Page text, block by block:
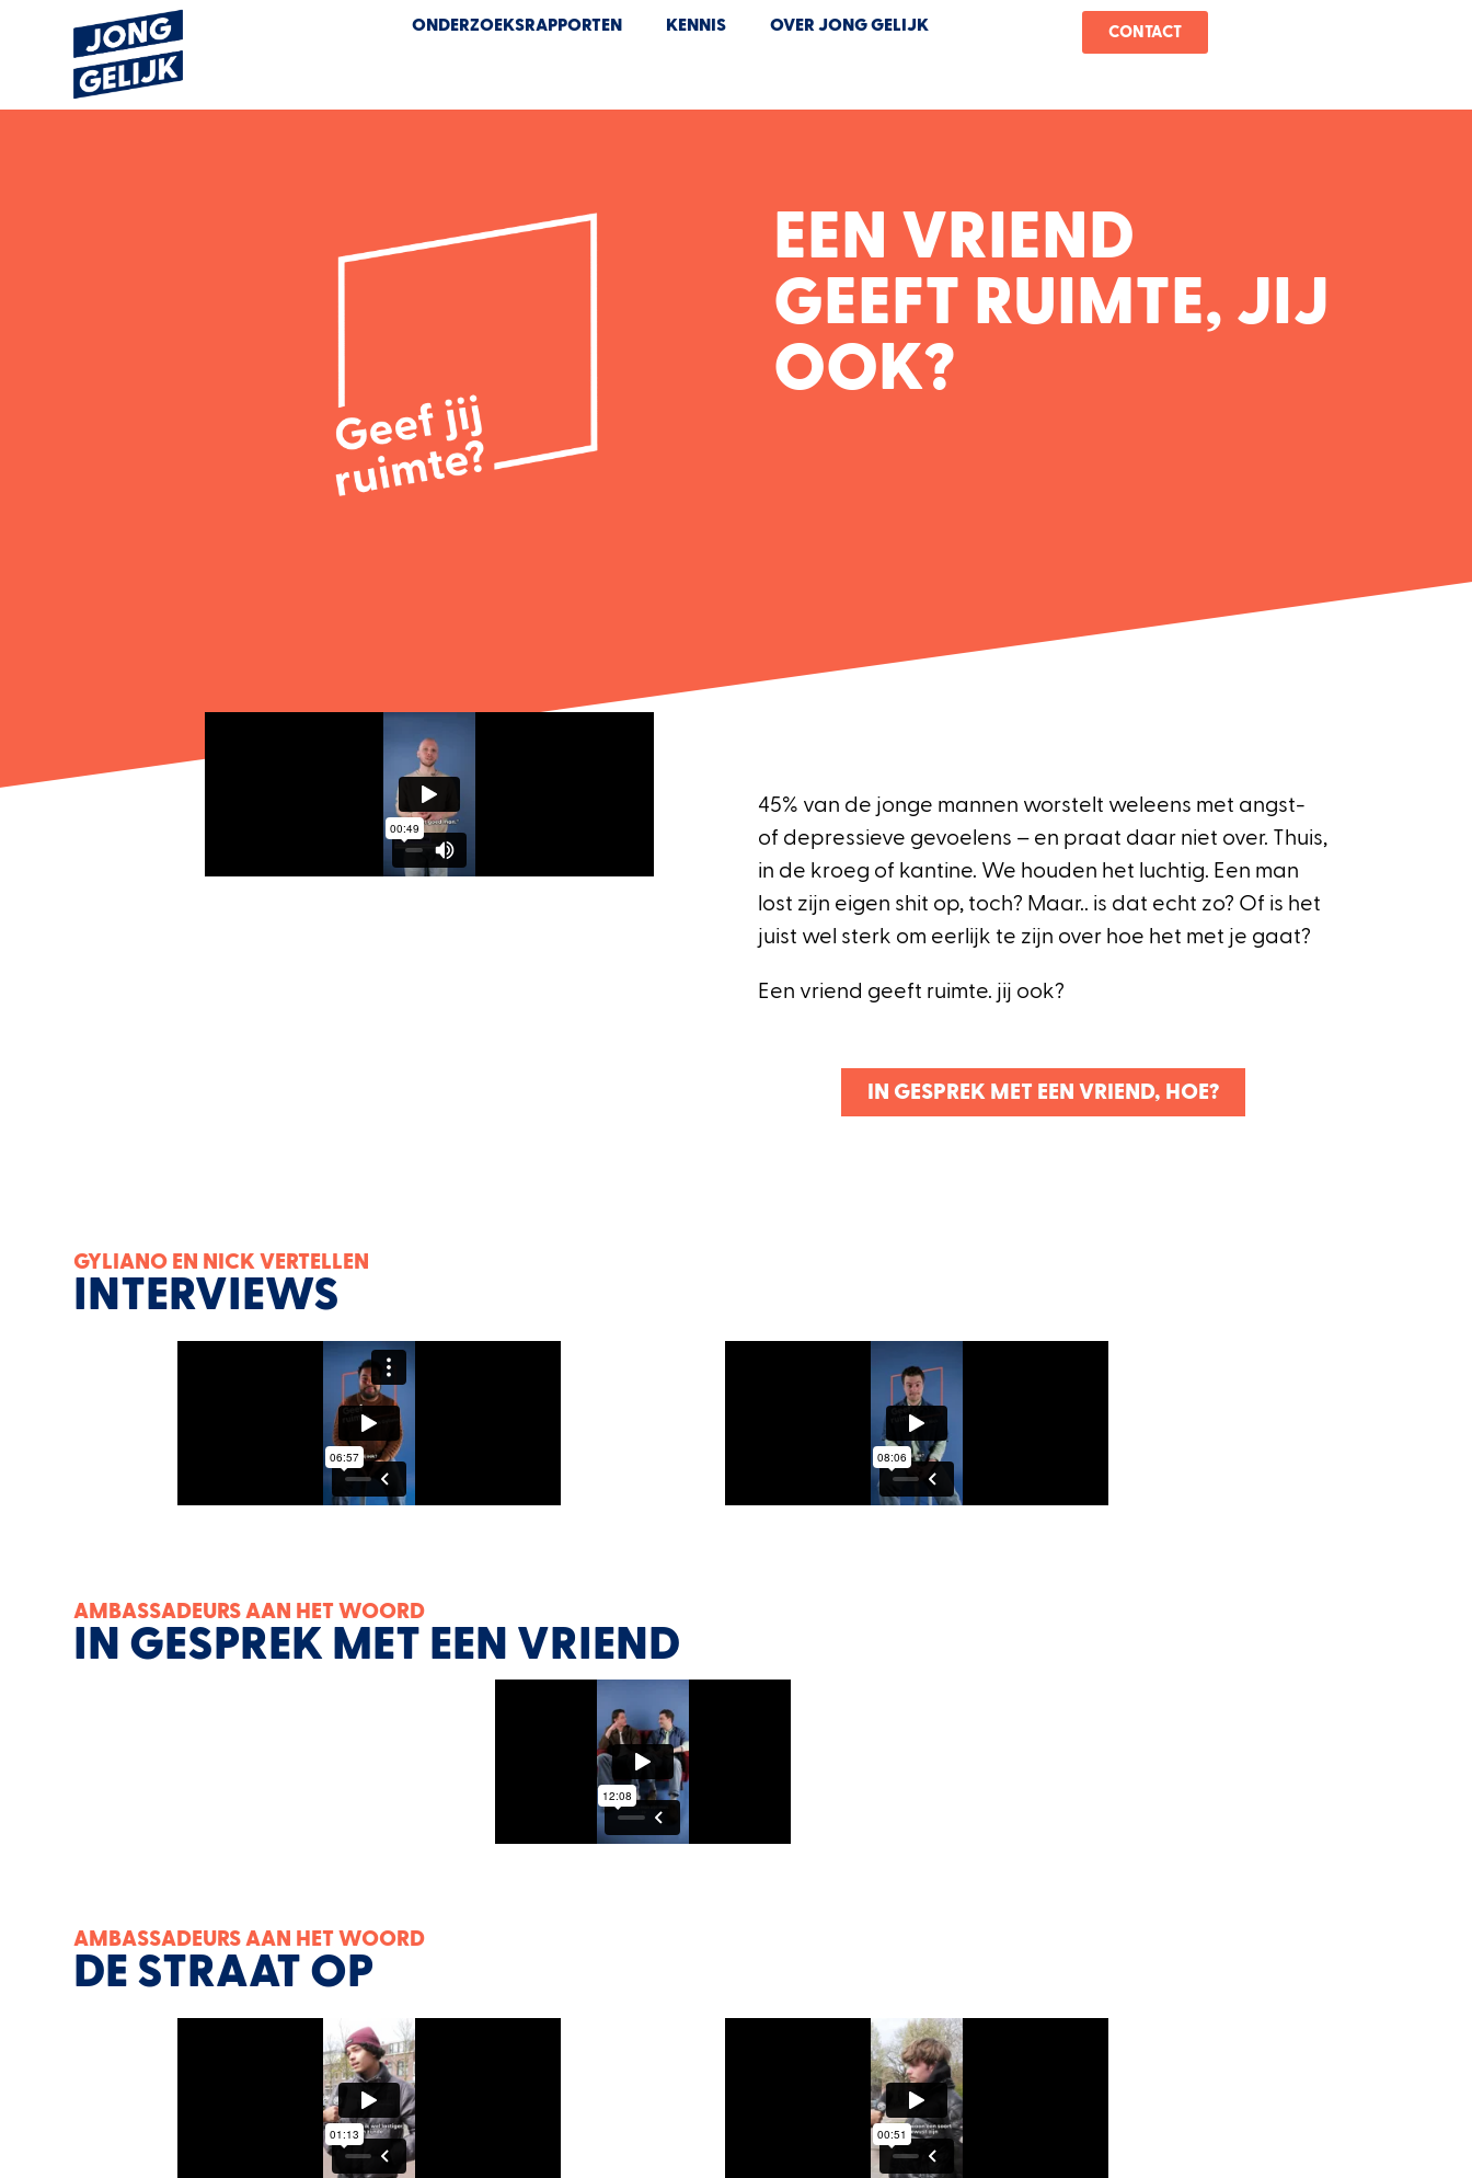
ONDERZOEKSRAPPORTEN KENNIS OVER JONG GELIJK CONTACT
EEN VRIEND
GEEFT RUIMTE, JIJ
OOK?
45% van de jonge mannen worstelt weleens met angst-
of depressieve gevoelens – en praat daar niet over. Thuis,
in de kroeg of kantine. We houden het luchtig. Een man
lost zijn eigen shit op, toch? Maar.. is dat echt zo? Of is het
juist wel sterk om eerlijk te zijn over hoe het met je gaat?
Een vriend geeft ruimte. jij ook?
IN GESPREK MET EEN VRIEND, HOE?
GYLIANO EN NICK VERTELLEN
INTERVIEWS
AMBASSADEURS AAN HET WOORD
IN GESPREK MET EEN VRIEND
AMBASSADEURS AAN HET WOORD
DE STRAAT OP